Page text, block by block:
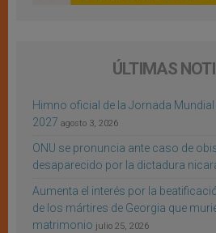
ÚLTIMAS
Himno oficial de la Jornada Mundial
2027 agosto 3, 2026
ONU se pronuncia ante caso de
desaparecido por la dictadura
Aumenta el interés por la
de los mártires de Georgia que
matrimonio julio 25, 2026